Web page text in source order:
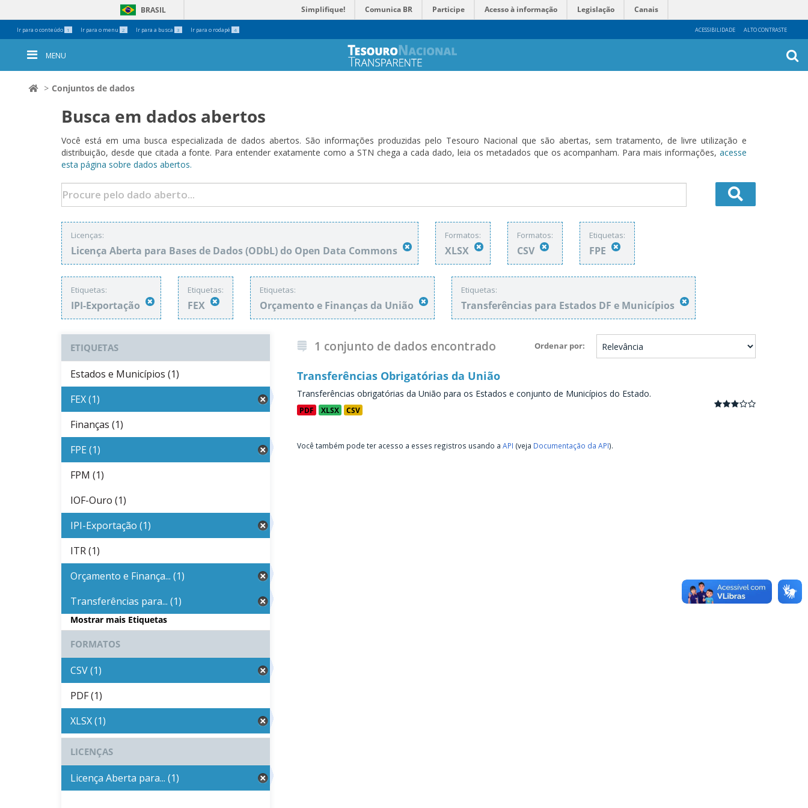
Ir para o conteúdo 1 Ir para o menu 2 Ir para a busca 3 Ir para o rodapé 4 ACESSIBILIDADE ALTO CONTRASTE
BRASIL Simplifique! Comunica BR Participe Acesso à informação Legislação Canais
Ferramentas
Pessoais
MENU
Conjuntos de dados
Busca em dados abertos
Você está em uma busca especializada de dados abertos. São informações produzidas pelo Tesouro Nacional que são abertas, sem tratamento, de livre utilização e
distribuição, desde que citada a fonte. Para entender exatamente como a STN chega a cada dado, leia os metadados que os acompanham. Para mais informações, acesse
esta página sobre dados abertos.
Licenças:
Licença Aberta para Bases de Dados (ODbL) do Open Data Commons
Formatos:
XLSX
Formatos:
CSV
Etiquetas:
FPE
Etiquetas:
IPI-Exportação
Etiquetas:
FEX
Etiquetas:
Orçamento e Finanças da União
Etiquetas:
Transferências para Estados DF e Municípios
Ordenar por
1 conjunto de dados encontrado
Transferências Obrigatórias da União
Transferências obrigatórias da União para os Estados e conjunto de Municípios do Estado.
PDF XLSX CSV
Você também pode ter acesso a esses registros usando a API (veja Documentação da API).
ETIQUETAS
Estados e Municípios (1)
FEX (1)
Finanças (1)
FPE (1)
FPM (1)
IOF-Ouro (1)
IPI-Exportação (1)
ITR (1)
Orçamento e Finança... (1)
Transferências para... (1)
Mostrar mais Etiquetas
FORMATOS
CSV (1)
PDF (1)
XLSX (1)
LICENÇAS
Licença Aberta para... (1)